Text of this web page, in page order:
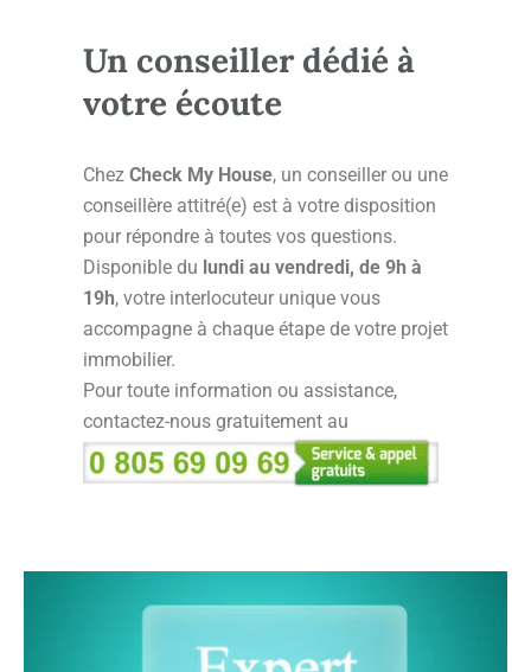
Un conseiller dédié à
votre écoute
Chez Check My House, un conseiller ou une
conseillère attitré(e) est à votre disposition
pour répondre à toutes vos questions.
Disponible du lundi au vendredi, de 9h à
19h, votre interlocuteur unique vous
accompagne à chaque étape de votre projet
immobilier.
Pour toute information ou assistance,
contactez-nous gratuitement au